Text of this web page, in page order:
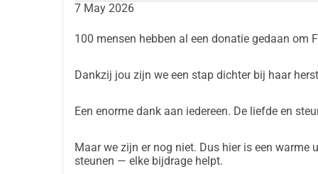
WAAROM DEZE ACTIE
haar herstel. In België en Nederland worden
een 4 tot 6 weken intraveneuze antibioticakuur,
nodig hebben. Voor wat levenskwaliteit
HOE KAN JE HELPEN ?
We maken ons sterk dat de vele vrienden die
7 May 2026
100 mensen hebben al een donatie gedaan om
Dankzij jou zijn we een stap dichter bij haar
Een enorme dank aan iedereen. De liefde en
Maar we zijn er nog niet. Dus hier is een
steunen — elke bijdrage helpt.